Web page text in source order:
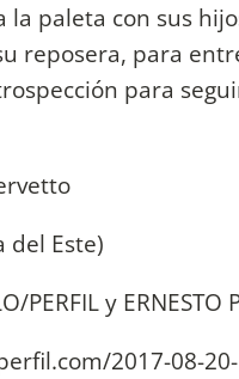
la paleta con sus
reposera, para
para
del Este)
PERFIL y ERNESTO
2017-08-